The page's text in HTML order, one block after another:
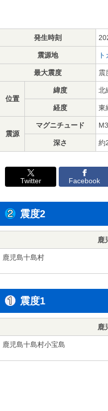
発生時刻
震源地
最大震度 震
位置
緯度 北
経度 東
震源
マグニチュード
深さ 約
Twitter Facebook
震度2
鹿
鹿児島十島村
震度1
鹿
鹿児島十島村小宝島